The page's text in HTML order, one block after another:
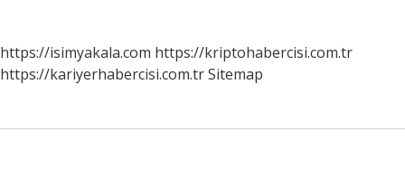
https://isimyakala.com https://kriptohabercisi.com.tr
https://kariyerhabercisi.com.trSitemap